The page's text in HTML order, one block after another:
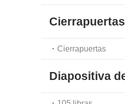
Cierrapuertas
Cierrapuertas